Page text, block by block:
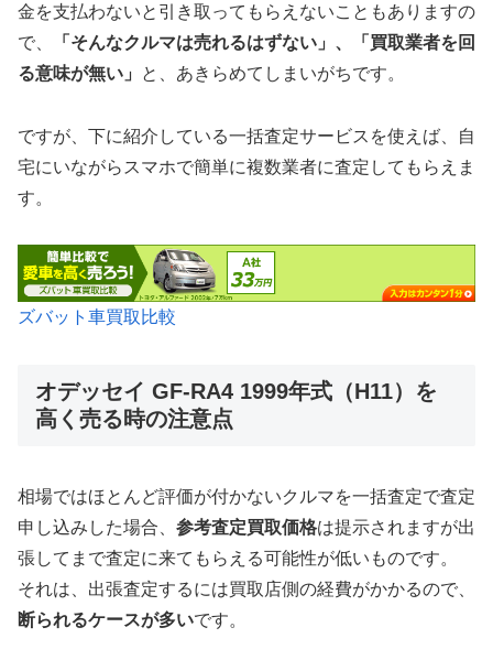
金を支払わないと引き取ってもらえないこともありますの
で、
「そんなクルマは売れるはずない」、「買取業者を回
る意味が無い」
と、あきらめてしまいがちです。
ですが、下に紹介している一括査定サービスを使えば、自
宅にいながらスマホで簡単に複数業者に査定してもらえま
す。
ズバット車買取比較
オデッセイ GF-RA4 1999年式（H11）を
高く売る時の注意点
相場ではほとんど評価が付かないクルマを一括査定で査定
申し込みした場合、 参考査定買取価格は提示されますが出
張してまで査定に来てもらえる可能性が低いものです。
それは、出張査定するには買取店側の経費がかかるので、
断られるケースが多いです。